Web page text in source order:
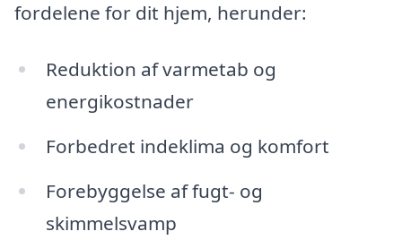
fordelene for dit hjem, herunder:
Reduktion af varmetab og
energikostnader
Forbedret indeklima og komfort
Forebyggelse af fugt- og
skimmelsvamp